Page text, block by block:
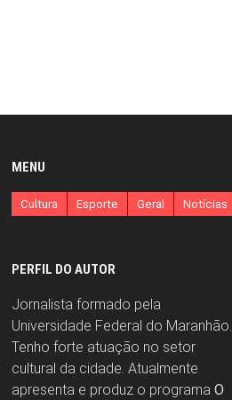
MENU
Cultura Esporte Geral Notícias
PERFIL DO AUTOR
Jornalista formado pela
Universidade Federal do Maranhão.
Tenho forte atuação no setor
cultural da cidade. Atualmente
apresenta e produz o programa O